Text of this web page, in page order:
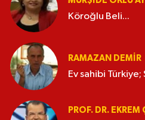
Köroğlu Beli...
RAMAZAN DEMİR
Ev sahibi Türkiye;
PROF. DR. EKREM